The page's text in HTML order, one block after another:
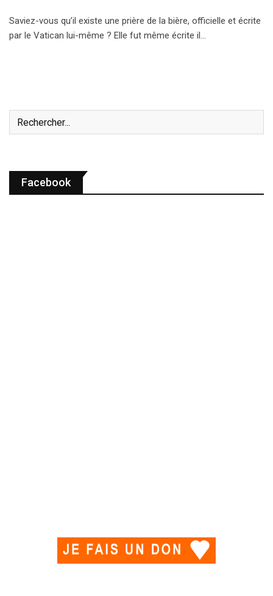
Saviez-vous qu’il existe une prière de la bière, officielle et écrite
par le Vatican lui-même ? Elle fut même écrite il…
Facebook